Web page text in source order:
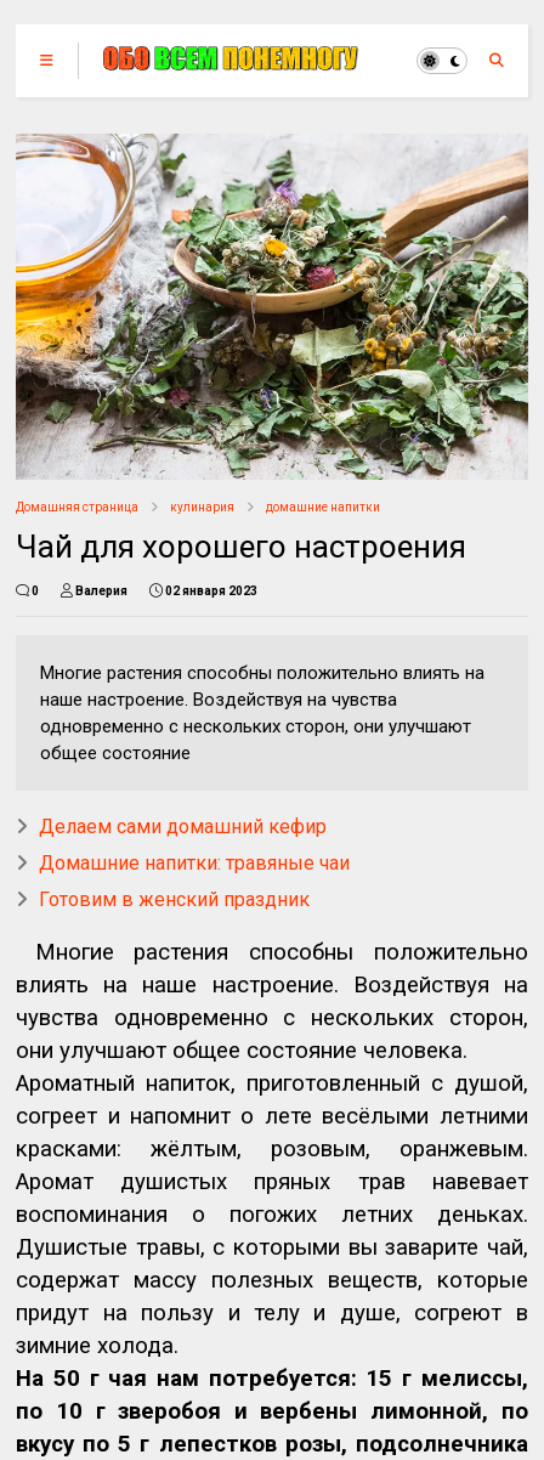
Домашняя страница кулинария домашние напитки
Чай для хорошего настроения
0 Валерия 02 января 2023
Многие растения способны положительно влиять на
наше настроение. Воздействуя на чувства
одновременно с нескольких сторон, они улучшают
общее состояние
Делаем сами домашний кефир
Домашние напитки: травяные чаи
Готовим в женский праздник
Многие растения способны положительно
влиять на наше настроение. Воздействуя на
чувства одновременно с нескольких сторон,
они улучшают общее состояние человека.
Ароматный напиток, приготовленный с душой,
согреет и напомнит о лете весёлыми летними
красками: жёлтым, розовым, оранжевым.
Аромат душистых пряных трав навевает
воспоминания о погожих летних деньках.
Душистые травы, с которыми вы заварите чай,
содержат массу полезных веществ, которые
придут на пользу и телу и душе, согреют в
зимние холода.
На 50 г чая нам потребуется: 15 г мелиссы,
по 10 г зверобоя и вербены лимонной, по
вкусу по 5 г лепестков розы, подсолнечника